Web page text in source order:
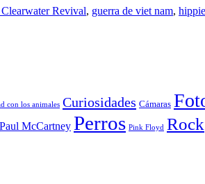
Revival, guerra de viet nam, hippie
con los animales Curiosidades Cámaras
Paul McCartney Perros Pink Floyd Rock